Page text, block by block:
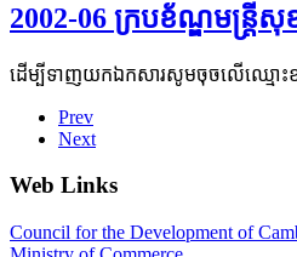
2002-06 ក្របខ័ណ្ឌមន្ត្រី
ដើម្បីទាញយកឯកសារសូមចុចលើឈ្មោះខ
Prev
Next
Web Links
Council for the Development of